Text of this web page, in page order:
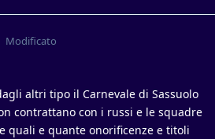
Modificato
altri tipo il Carnevale di Sassuolo
contrattano con i russi e le squadre
quali e quante onorificenze e titoli